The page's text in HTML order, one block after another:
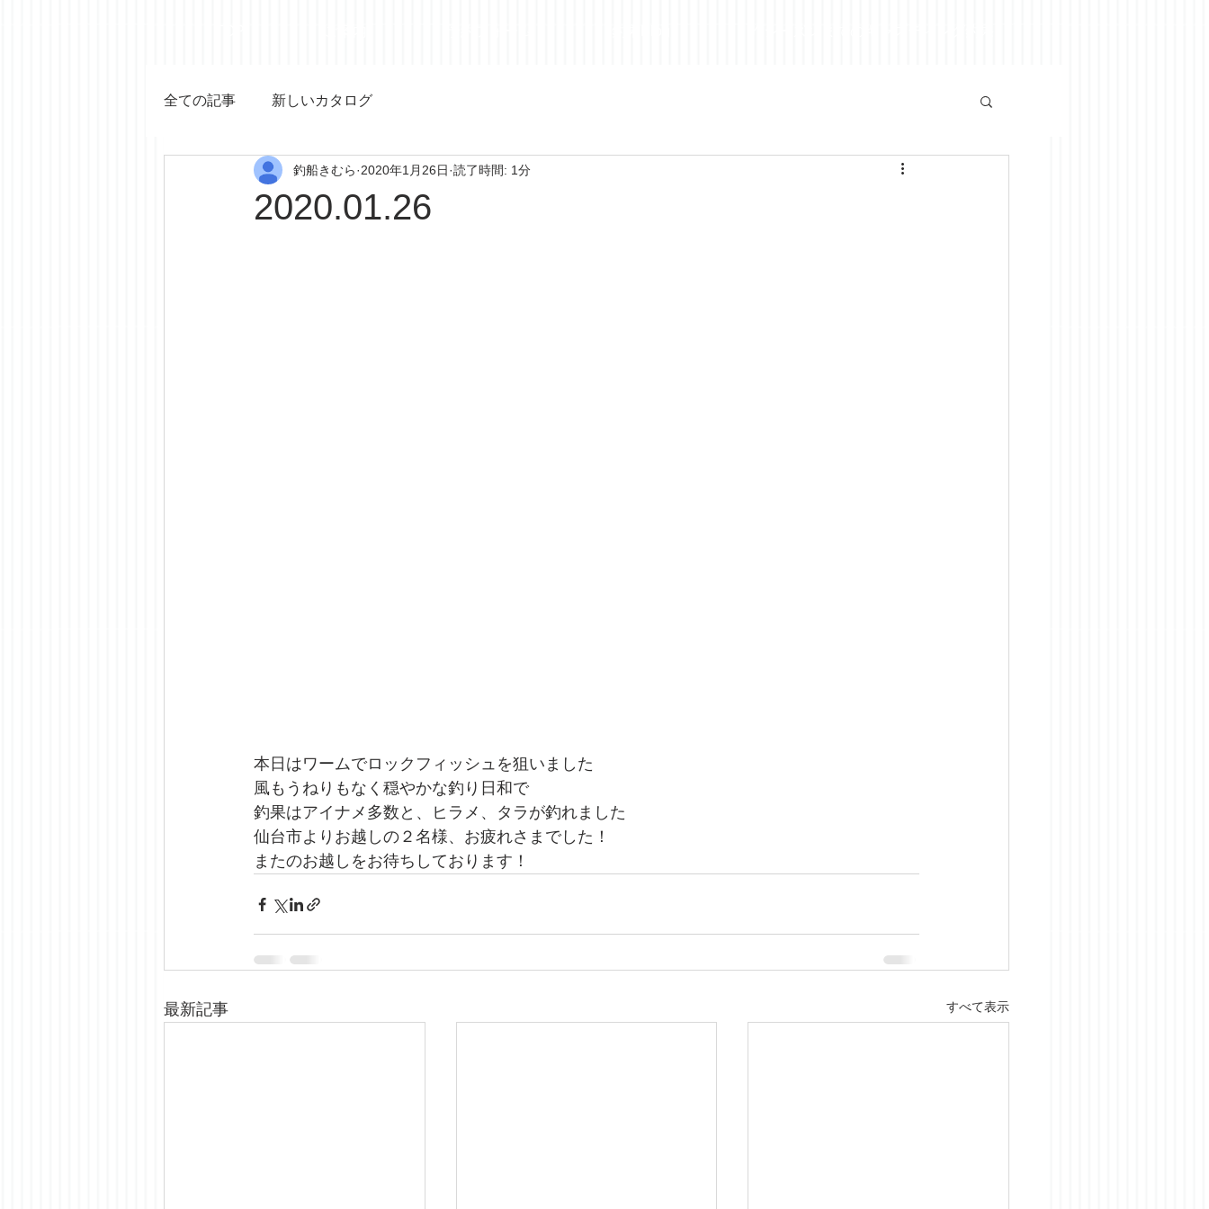
全ての記事 新しいカタログ
2020.01.26
釣船きむら 2020年1月26日 読了時間: 1分
本日はワームでロックフィッシュを狙いました
風もうねりもなく穏やかな釣り日和で
釣果はアイナメ多数と、ヒラメ、タラが釣れました
仙台市よりお越しの２名様、お疲れさまでした！
またのお越しをお待ちしております！
最新記事 すべて表示